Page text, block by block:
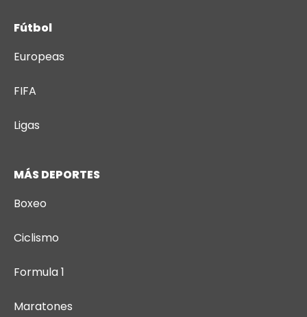
Fútbol
Europeas
FIFA
Ligas
MÁS DEPORTES
Boxeo
Ciclismo
Formula 1
Maratones